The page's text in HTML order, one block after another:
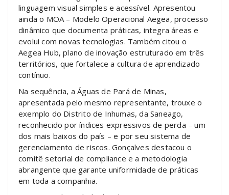
linguagem visual simples e acessível. Apresentou
ainda o MOA – Modelo Operacional Aegea, processo
dinâmico que documenta práticas, integra áreas e
evolui com novas tecnologias. Também citou o
Aegea Hub, plano de inovação estruturado em três
territórios, que fortalece a cultura de aprendizado
contínuo.
Na sequência, a Águas de Pará de Minas,
apresentada pelo mesmo representante, trouxe o
exemplo do Distrito de Inhumas, da Saneago,
reconhecido por índices expressivos de perda – um
dos mais baixos do país – e por seu sistema de
gerenciamento de riscos. Gonçalves destacou o
comitê setorial de compliance e a metodologia
abrangente que garante uniformidade de práticas
em toda a companhia.